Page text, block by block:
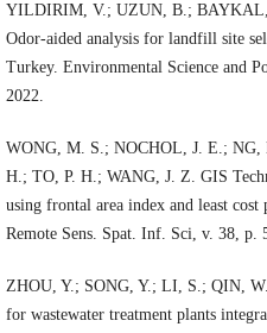
YILDIRIM, V.; UZUN, B.;
Odor-aided analysis for landfill site
Turkey. Environmental Science and
2022.
WONG, M. S.; NOCHOL, J. E.;
H.; TO, P. H.; WANG, J. Z. GIS
using frontal area index and least
Remote Sens. Spat. Inf. Sci, v. 38, p.
ZHOU, Y.; SONG, Y.; LI, S.; QIN,
for wastewater treatment plants